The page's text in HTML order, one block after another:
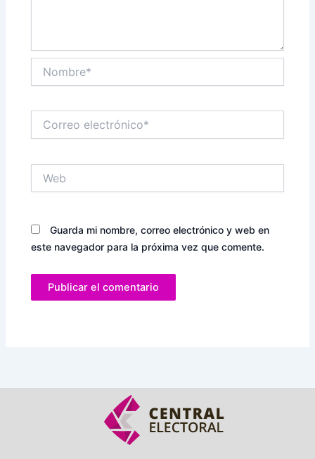
electrónico*
Guarda mi nombre, correo electrónico y web en
este navegador para la próxima vez que comente.